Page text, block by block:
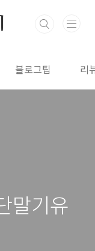
블로그팁 리
말기유